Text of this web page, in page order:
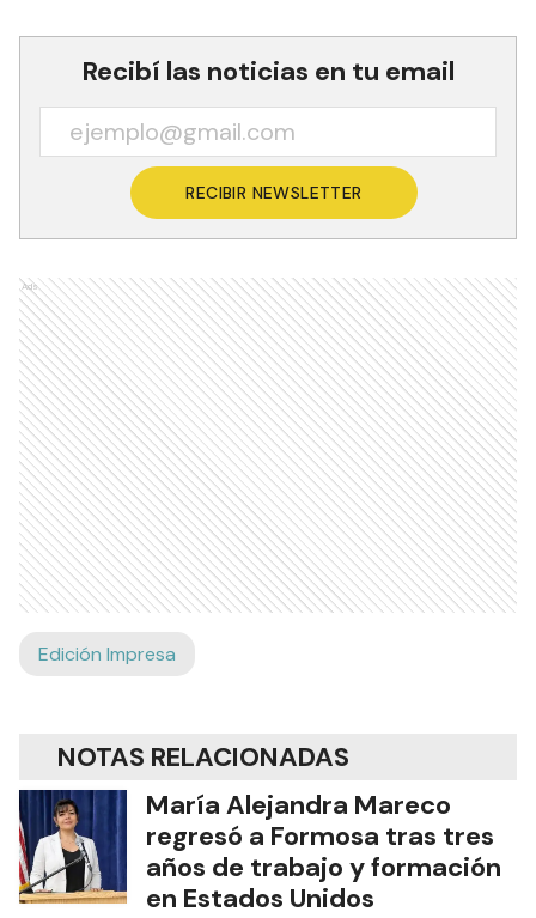
Recibí las noticias en tu email
RECIBIR NEWSLETTER
Ads
Edición Impresa
NOTAS RELACIONADAS
María Alejandra Mareco
regresó a Formosa tras tres
años de trabajo y formación
en Estados Unidos